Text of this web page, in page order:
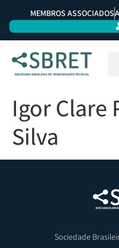
MEMBROS ASSOCIADOS
Igor Clare
Silva
Sociedade